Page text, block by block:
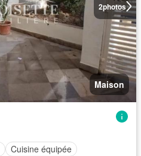
2photos
Maison
Cuisine équipée